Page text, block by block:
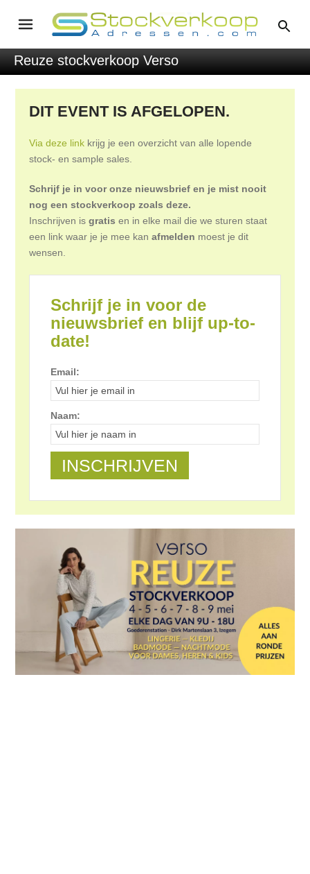
Reuze stockverkoop Verso
DIT EVENT IS AFGELOPEN.
Via deze link krijg je een overzicht van alle lopende
stock- en sample sales.
Schrijf je in voor onze nieuwsbrief en je mist nooit
nog een stockverkoop zoals deze.
Inschrijven isgratis en in elke mail die we sturen staat
een link waar je je mee kanafmelden moest je dit
wensen.
Schrijf je in voor de
nieuwsbrief en blijf up-to-
date!
Email:
Naam: